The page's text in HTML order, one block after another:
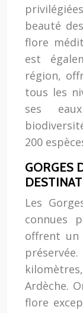
beauté
flore
est
région,
tous les
ses
200
GORGES
Les
connues
offrent un
Ardèche.
flore